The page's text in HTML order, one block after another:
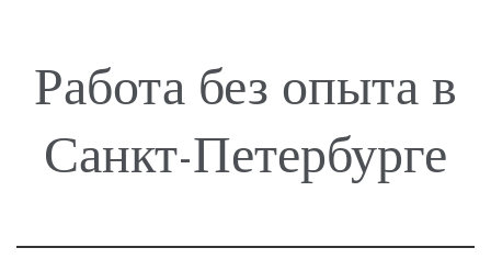
Работа без опыта в
Санкт-Петербурге